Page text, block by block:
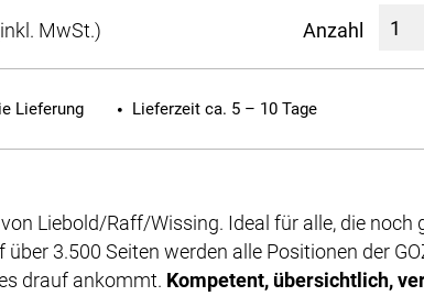
MwSt.) Anzahl
Lieferung Lieferzeit ca. 5 – 10 Tage
Liebold/Raff/Wissing. Ideal für alle, die noch
über 3.500 Seiten werden alle Positionen der
drauf ankommt. Kompetent, übersichtlich,